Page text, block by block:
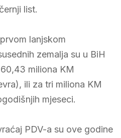
list.
lanjskom
zemalja su u BiH
miliona KM
ili za tri miliona KM
mjeseci.
PDV-a su ove godine